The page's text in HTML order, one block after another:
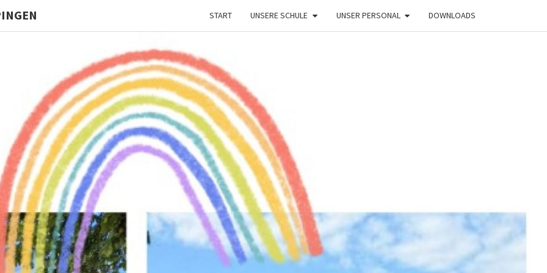
START UNSERE SCHULE UNSER PERSONAL DOWNLOADS